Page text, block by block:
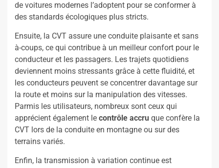
de voitures modernes l’adoptent pour se conformer à
des standards écologiques plus stricts.
Ensuite, la CVT assure une conduite plaisante et sans
à-coups, ce qui contribue à un meilleur confort pour le
conducteur et les passagers. Les trajets quotidiens
deviennent moins stressants grâce à cette fluidité, et
les conducteurs peuvent se concentrer davantage sur
la route et moins sur la manipulation des vitesses.
Parmis les utilisateurs, nombreux sont ceux qui
apprécient également le contrôle accru que confère la
CVT lors de la conduite en montagne ou sur des
terrains variés.
Enfin, la transmission à variation continue est